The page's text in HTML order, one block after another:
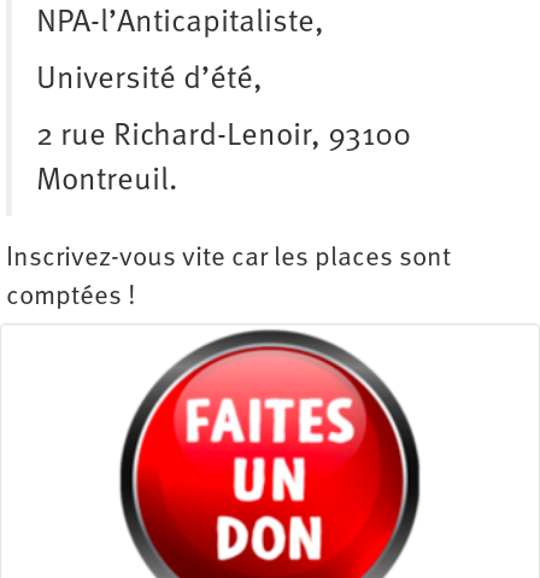
NPA-l’Anticapitaliste,
Université d’été,
2 rue Richard-Lenoir, 93100
Montreuil.
Inscrivez-vous vite car les places sont
comptées !